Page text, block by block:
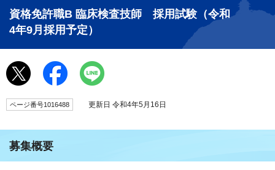
資格免許職B 臨床検査技師 採用試験（令和
4年9月採用予定）
ページ番号1016488 更新日 令和4年5月16日
募集概要